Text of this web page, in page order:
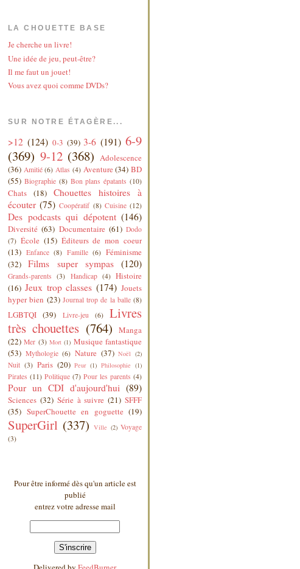
LA CHOUETTE BASE
Je cherche un livre!
Une idée de jeu, peut-être?
Il me faut un jouet!
Vous avez quoi comme DVDs?
SUR NOTRE ÉTAGÈRE...
>12 (124) 0-3 (39) 3-6 (191) 6-9
(369) 9-12 (368)
Adolescence
(36) Amitié (6) Atlas (4) Aventure (34) BD
(55) Biographie (8) Bon plans épatants (10)
Chats (18)
Chouettes histoires à
écouter (75) Coopératif (8) Cuisine (12)
Des podcasts qui dépotent (146)
Diversité (63) Documentaire (61) Dodo
(7) École (15) Éditeurs de mon coeur
(13) Enfance (8) Famille (6) Féminisme
(32)
Films super sympas (120)
Grands-parents (3) Handicap (4) Histoire
(16) Jeux trop classes (174) Jouets
hyper bien (23) Journal trop de la balle (8)
LGBTQI (39) Livre-jeu (6)
Livres
très chouettes (764)
Manga
(22) Mer (3) Mort (1) Musique fantastique
(53) Mythologie (6) Nature (37) Noël (2)
Nuit (3) Paris (20) Peur (1) Philosophie (1)
Pirates (11) Politique (7) Pour les parents (4)
Pour un CDI d'aujourd'hui (89)
Sciences (32) Série à suivre (21) SFFF
(35) SuperChouette en goguette (19)
SuperGirl (337) Ville (2) Voyage
(3)
Pour être informé dès qu'un article est
publié
entrez votre adresse mail